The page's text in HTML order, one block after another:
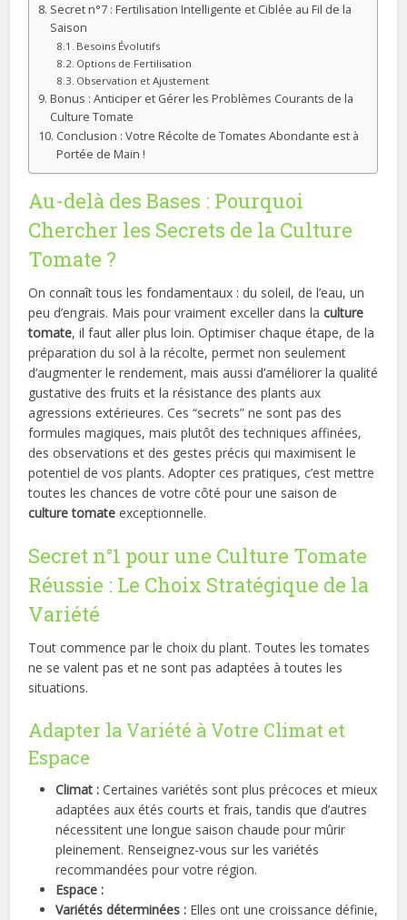
Secret n°7 : Fertilisation Intelligente et Ciblée au Fil de la
Saison
Besoins Évolutifs
Options de Fertilisation
Observation et Ajustement
Bonus : Anticiper et Gérer les Problèmes Courants de la
Culture Tomate
Conclusion : Votre Récolte de Tomates Abondante est à
Portée de Main !
Au-delà des Bases : Pourquoi
Chercher les Secrets de la Culture
Tomate ?
On connaît tous les fondamentaux : du soleil, de l’eau, un
peu d’engrais. Mais pour vraiment exceller dans laculture
tomate, il faut aller plus loin. Optimiser chaque étape, de la
préparation du sol à la récolte, permet non seulement
d’augmenter le rendement, mais aussi d’améliorer la qualité
gustative des fruits et la résistance des plants aux
agressions extérieures. Ces “secrets” ne sont pas des
formules magiques, mais plutôt des techniques affinées,
des observations et des gestes précis qui maximisent le
potentiel de vos plants. Adopter ces pratiques, c’est mettre
toutes les chances de votre côté pour une saison de
culture tomate exceptionnelle.
Secret n°1 pour une Culture Tomate
Réussie : Le Choix Stratégique de la
Variété
Tout commence par le choix du plant. Toutes les tomates
ne se valent pas et ne sont pas adaptées à toutes les
situations.
Adapter la Variété à Votre Climat et
Espace
Climat : Certaines variétés sont plus précoces et mieux
adaptées aux étés courts et frais, tandis que d’autres
nécessitent une longue saison chaude pour mûrir
pleinement. Renseignez-vous sur les variétés
recommandées pour votre région.
Espace :
Variétés déterminées : Elles ont une croissance définie,